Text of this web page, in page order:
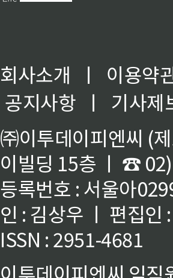
회사소개 ㅣ
이용약
공지사항
ㅣ
기사제
㈜이투데이피엔씨 (
이빌딩 15층 ㅣ ☎
등록번호 : 서울아
인 : 김상우 ㅣ 편집인
ISSN : 2951-4681